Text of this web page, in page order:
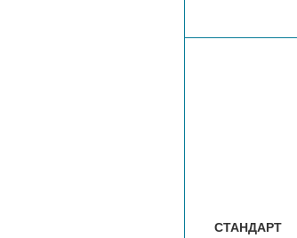
СТАНДАРТ